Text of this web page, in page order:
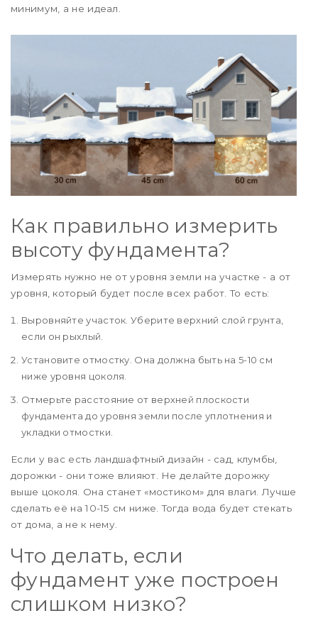
минимум, а не идеал.
Как правильно измерить
высоту фундамента?
Измерять нужно не от уровня земли на участке - а от
уровня, который будет после всех работ. То есть:
Выровняйте участок. Уберите верхний слой грунта,
если он рыхлый.
Установите отмостку. Она должна быть на 5-10 см
ниже уровня цоколя.
Отмерьте расстояние от верхней плоскости
фундамента до уровня земли после уплотнения и
укладки отмостки.
Если у вас есть ландшафтный дизайн - сад, клумбы,
дорожки - они тоже влияют. Не делайте дорожку
выше цоколя. Она станет «мостиком» для влаги. Лучше
сделать её на 10-15 см ниже. Тогда вода будет стекать
от дома, а не к нему.
Что делать, если
фундамент уже построен
слишком низко?